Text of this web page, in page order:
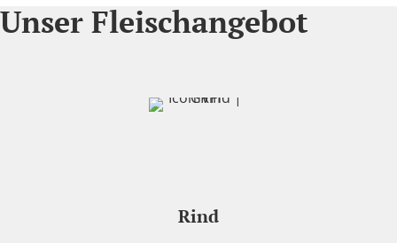
Unser Fleischangebot
Rind